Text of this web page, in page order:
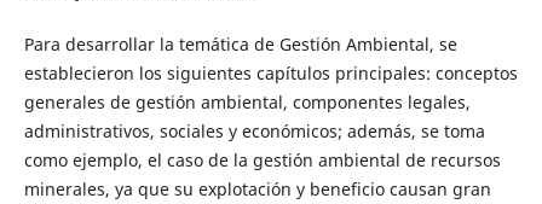
Para desarrollar la temática de Gestión Ambiental, se
establecieron los siguientes capítulos principales: conceptos
generales de gestión ambiental, componentes legales,
administrativos, sociales y económicos; además, se toma
como ejemplo, el caso de la gestión ambiental de recursos
minerales, ya que su explotación y beneficio causan gran